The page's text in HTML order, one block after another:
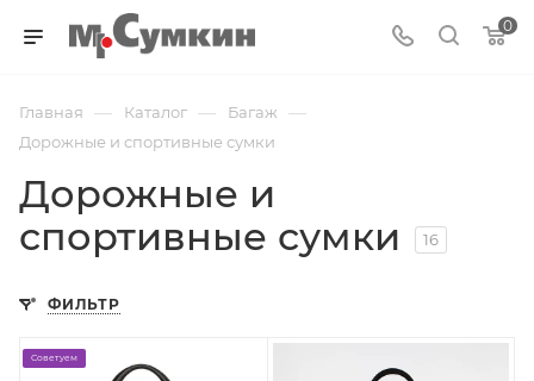
0
Главная — Каталог — Багаж —
Дорожные и спортивные сумки
Дорожные и
спортивные сумки
16
ФИЛЬТР
Советуем